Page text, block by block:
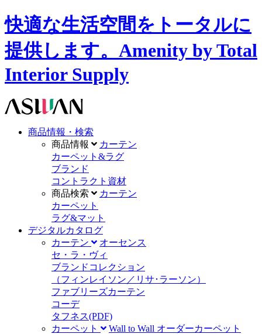
快適な生活空間をトータルに
提供します。Amenity by Total
Interior Supply
商品情報・検索
商品情報
カーテン
カーペット&ラグ
ブランド
コントラクト資材
商品検索
カーテン
カーペット
ラグ&マット
デジタルカタログ
カーテン
オーセンス
セ・ラ・ヴィ
ブランドコレクション
（フィンレイソン／リサ･ラーソン）
ファブリーズカーテン
コーデ
タフネス(PDF)
カーペット
Wall to Wall オーダーカーペット